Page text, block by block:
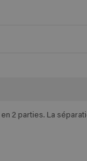
2 parties. La